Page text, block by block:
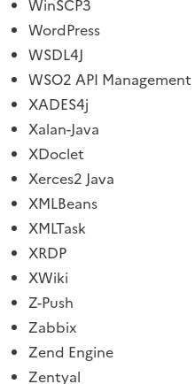
WinSCP3
WordPress
WSDL4J
WSO2 API Management
XADES4j
Xalan-Java
XDoclet
Xerces2 Java
XMLBeans
XMLTask
XRDP
XWiki
Z-Push
Zabbix
Zend Engine
Zentyal